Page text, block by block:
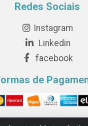
Redes Sociais
Instagram
Linkedin
facebook
de